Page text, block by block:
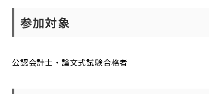
参加対象
公認会計士・論文式試験合格者